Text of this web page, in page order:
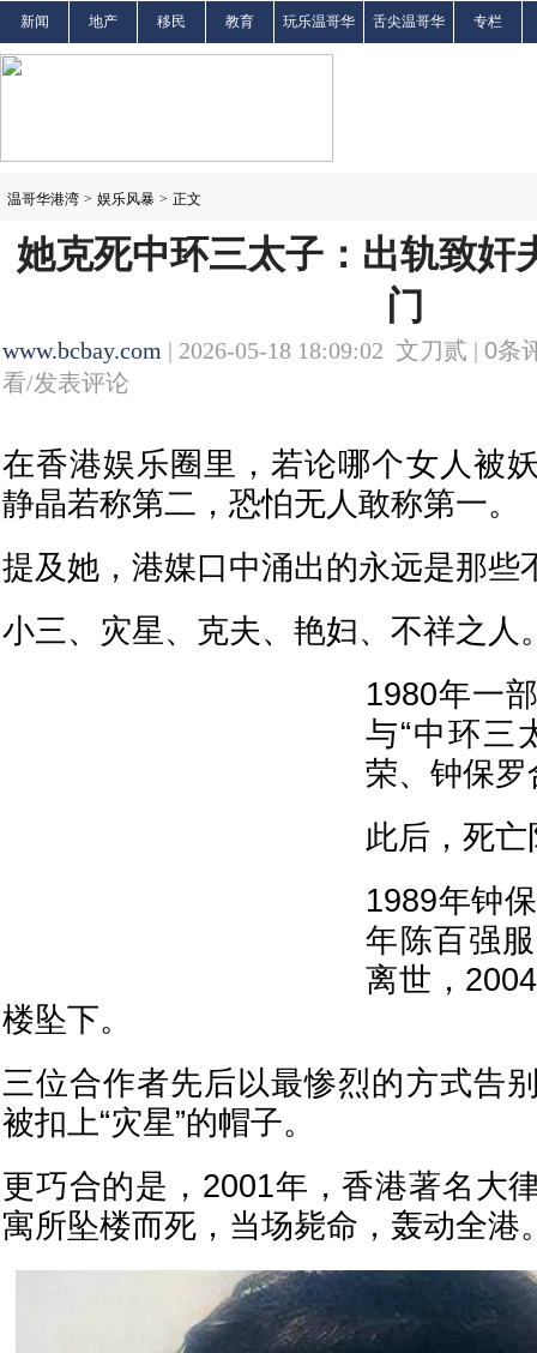
新闻 地产 移民 教育 玩乐温哥华 舌尖温哥华 专栏
温哥华港湾 > 娱乐风暴 > 正文
她克死中环三太子：出轨致奸
门
www.bcbay.com | 2026-05-18 18:09:02 文刀贰 | 0条
看/发表评论
在香港娱乐圈里，若论哪个女人被
静晶若称第二，恐怕无人敢称第一。
提及她，港媒口中涌出的永远是那些
小三、灾星、克夫、艳妇、不祥之人
1980年一
与“中环三
荣、钟保罗
此后，死
1989年钟
年陈百强
离世，
楼坠下。
三位合作者先后以最惨烈的方式告
被扣上“灾星”的帽子。
更巧合的是，2001年，香港著名大
寓所坠楼而死，当场毙命，轰动全港